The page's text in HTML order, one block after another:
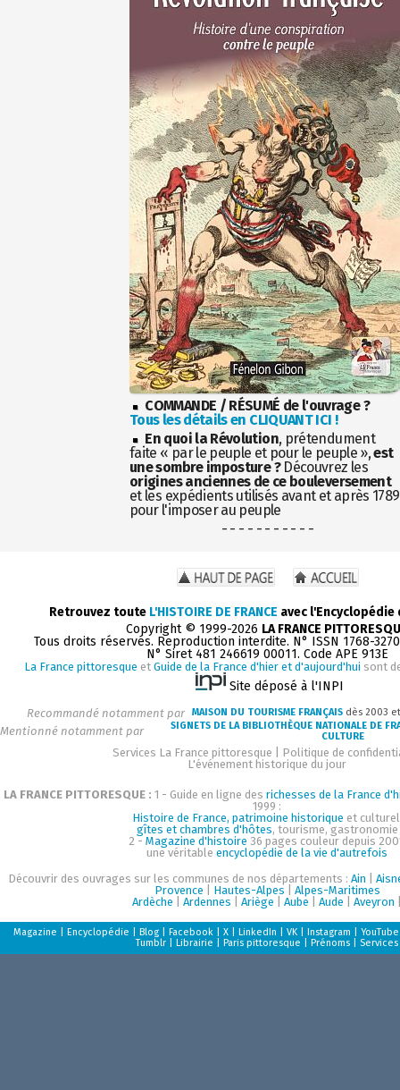
COMMANDE / RÉSUMÉ de l'ouvrage ?
Tous les détails en CLIQUANT ICI !
En quoi la Révolution, prétendument
faite « par le peuple et pour le peuple »,est
une sombre imposture ?Découvrez les
origines anciennes de ce bouleversement
et les expédients utilisés avant et après 1789
pour l'imposer au peuple
- - - - - - - - - - -
Retrouvez toute L'HISTOIRE DE FRANCE avec
Copyright © 1999-2026 LA FRANCE
Tous droits réservés. Reproduction interdite. N° ISSN 1768-
N° Siret 481 246619 00011. Code APE 913E
La France pittoresque et Guide de la France d'hier et d'aujourd'hui sont
Site déposé à l'INPI
Recommandé notamment par MAISON DU TOURISME FRANÇAIS dès 2003
Mentionné notamment par
SIGNETS DE LA BIBLIOTHÈQUE NATIONALE DE
CULTURE
Services La France pittoresque
Politique de
L'événement historique du jour
LA FRANCE PITTORESQUE : 1 - Guide en ligne des richesses de la France
1999 :
Histoire de France, patrimoine historique et
gîtes et chambres d'hôtes, tourisme, gastronomie
2 - Magazine d'histoire 36 pages couleur depuis
une véritableencyclopédie de la vie d'autrefois
Découvrir des ouvrages sur les communes de nos départements :Ain |
Provence
Hautes-Alpes
Alpes-Maritimes
Ardèche |Ardennes |Ariège |Aube |Aude |Aveyron
Magazine |Encyclopédie |Blog |Facebook |X |LinkedIn |VK |Instagram |YouTube
Tumblr |Librairie |Paris pittoresque |Prénoms Services